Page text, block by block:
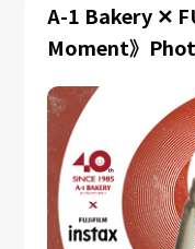
A-1 Bakery ✕
Moment》